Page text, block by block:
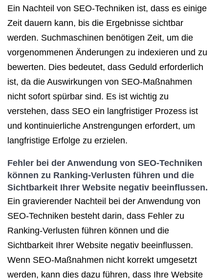
Ein Nachteil von SEO-Techniken ist, dass es einige
Zeit dauern kann, bis die Ergebnisse sichtbar
werden. Suchmaschinen benötigen Zeit, um die
vorgenommenen Änderungen zu indexieren und zu
bewerten. Dies bedeutet, dass Geduld erforderlich
ist, da die Auswirkungen von SEO-Maßnahmen
nicht sofort spürbar sind. Es ist wichtig zu
verstehen, dass SEO ein langfristiger Prozess ist
und kontinuierliche Anstrengungen erfordert, um
langfristige Erfolge zu erzielen.
Fehler bei der Anwendung von SEO-Techniken
können zu Ranking-Verlusten führen und die
Sichtbarkeit Ihrer Website negativ beeinflussen.
Ein gravierender Nachteil bei der Anwendung von
SEO-Techniken besteht darin, dass Fehler zu
Ranking-Verlusten führen können und die
Sichtbarkeit Ihrer Website negativ beeinflussen.
Wenn SEO-Maßnahmen nicht korrekt umgesetzt
werden, kann dies dazu führen, dass Ihre Website